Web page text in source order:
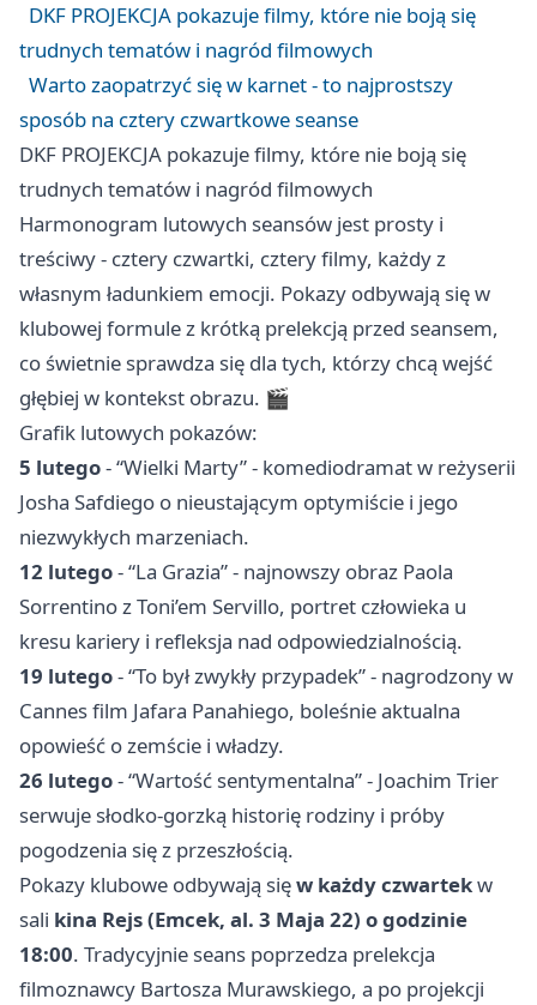
DKF PROJEKCJA pokazuje filmy, które nie boją się
trudnych tematów i nagród filmowych
Warto zaopatrzyć się w karnet - to najprostszy
sposób na cztery czwartkowe seanse
DKF PROJEKCJA pokazuje filmy, które nie boją się
trudnych tematów i nagród filmowych
Harmonogram lutowych seansów jest prosty i
treściwy - cztery czwartki, cztery filmy, każdy z
własnym ładunkiem emocji. Pokazy odbywają się w
klubowej formule z krótką prelekcją przed seansem,
co świetnie sprawdza się dla tych, którzy chcą wejść
głębiej w kontekst obrazu. 🎬
Grafik lutowych pokazów:
5 lutego- “Wielki Marty” - komediodramat w reżyserii
Josha Safdiego o nieustającym optymiście i jego
niezwykłych marzeniach.
12 lutego- “La Grazia” - najnowszy obraz Paola
Sorrentino z Toni’em Servillo, portret człowieka u
kresu kariery i refleksja nad odpowiedzialnością.
19 lutego- “To był zwykły przypadek” - nagrodzony w
Cannes film Jafara Panahiego, boleśnie aktualna
opowieść o zemście i władzy.
26 lutego- “Wartość sentymentalna” - Joachim Trier
serwuje słodko-gorzką historię rodziny i próby
pogodzenia się z przeszłością.
Pokazy klubowe odbywają sięw każdy czwartekw
sali kina Rejs (Emcek, al. 3 Maja 22) o godzinie
18:00. Tradycyjnie seans poprzedza prelekcja
filmoznawcy Bartosza Murawskiego, a po projekcji